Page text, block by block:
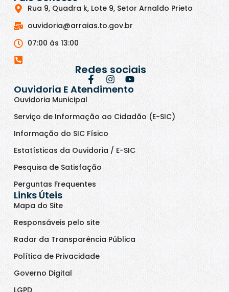
Rua 9, Quadra k, Lote 9, Setor Arnaldo Prieto
ouvidoria@arraias.to.gov.br
07:00 às 13:00
Redes sociais
Ouvidoria E Atendimento
Ouvidoria Municipal
Serviço de Informação ao Cidadão (E-SIC)
Informação do SIC Físico
Estatísticas da Ouvidoria / E-SIC
Pesquisa de Satisfação
Perguntas Frequentes
Links Úteis
Mapa do Site
Responsáveis pelo site
Radar da Transparência Pública
Política de Privacidade
Governo Digital